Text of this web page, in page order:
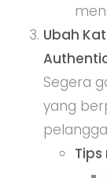
Ubah
Segera
yang